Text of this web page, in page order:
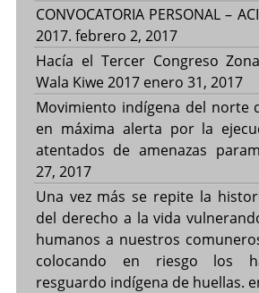
CONVOCATORIA PERSONAL –
2017. febrero 2, 2017
Hacía el Tercer Congreso
Wala Kiwe 2017 enero 31, 2017
Movimiento indígena del norte
en máxima alerta por la
atentados de amenazas
27, 2017
Una vez más se repite la
del derecho a la vida
humanos a nuestros
colocando en riesgo los
resguardo indígena de huellas.